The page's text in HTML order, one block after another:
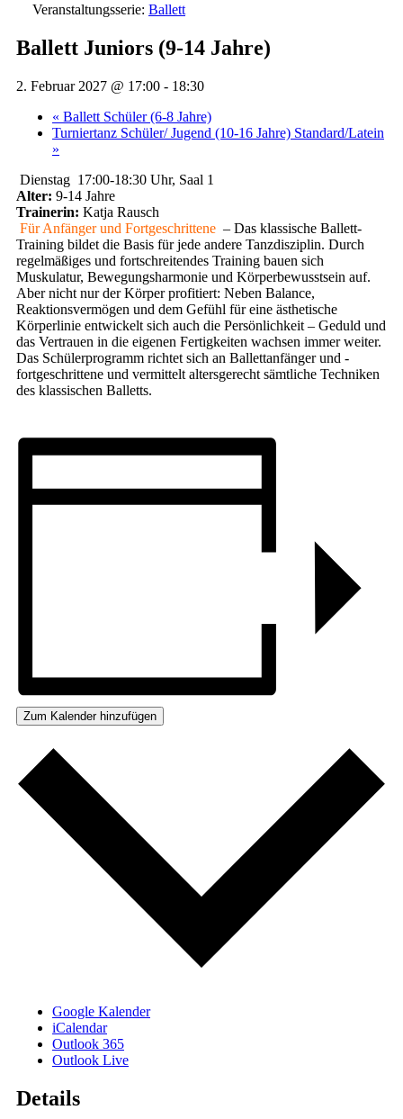
Veranstaltungsserie: Ballett
Ballett Juniors (9-14 Jahre)
2. Februar 2027 @ 17:00 - 18:30
« Ballett Schüler (6-8 Jahre)
Turniertanz Schüler/ Jugend (10-16 Jahre) Standard/Latein
»
Dienstag 17:00-18:30 Uhr, Saal 1
Alter: 9-14 Jahre
Trainerin: Katja Rausch
Für Anfänger und Fortgeschrittene – Das klassische Ballett-
Training bildet die Basis für jede andere Tanzdisziplin. Durch
regelmäßiges und fortschreitendes Training bauen sich
Muskulatur, Bewegungsharmonie und Körperbewusstsein auf.
Aber nicht nur der Körper profitiert: Neben Balance,
Reaktionsvermögen und dem Gefühl für eine ästhetische
Körperlinie entwickelt sich auch die Persönlichkeit – Geduld und
das Vertrauen in die eigenen Fertigkeiten wachsen immer weiter.
Das Schülerprogramm richtet sich an Ballettanfänger und -
fortgeschrittene und vermittelt altersgerecht sämtliche Techniken
des klassischen Balletts.
Zum Kalender hinzufügen
Google Kalender
iCalendar
Outlook 365
Outlook Live
Details